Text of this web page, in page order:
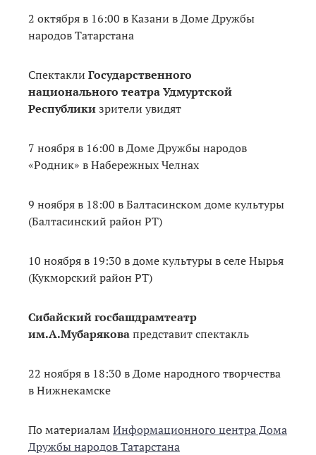
2 октября в 16:00 в Казани в Доме Дружбы
народов Татарстана
Спектакли Государственного
национального театра Удмуртской
Республикизрители увидят
7 ноября в 16:00 в Доме Дружбы народов
«Родник» в Набережных Челнах
9 ноября в 18:00 в Балтасинском доме культуры
(Балтасинский район РТ)
10 ноября в 19:30 в доме культуры в селе Нырья
(Кукморский район РТ)
Сибайский госбашдрамтеатр
им.А.Мубаряковапредставит спектакль
22 ноября в 18:30 в Доме народного творчества
в Нижнекамске
По материалам Информационного центра Дома
Дружбы народов Татарстана